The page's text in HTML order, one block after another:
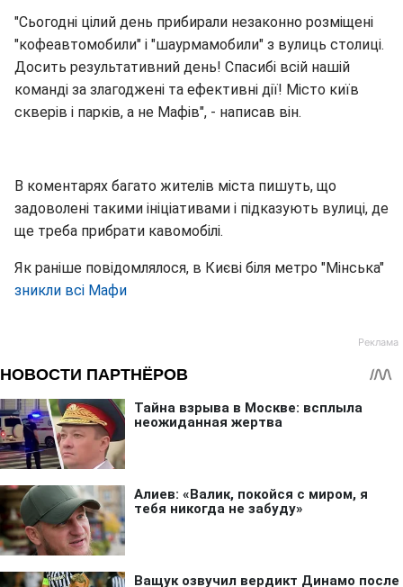
"Сьогодні цілий день прибирали незаконно розміщені
"кофеавтомобили" і "шаурмамобили" з вулиць столиці.
Досить результативний день! Спасибі всій нашій
команді за злагоджені та ефективні дії! Місто київ
скверів і парків, а не Мафів", - написав він.
В коментарях багато жителів міста пишуть, що
задоволені такими ініціативами і підказують вулиці, де
ще треба прибрати кавомобілі.
Як раніше повідомлялося, в Києві біля метро "Мінська"
зникли всі Мафи